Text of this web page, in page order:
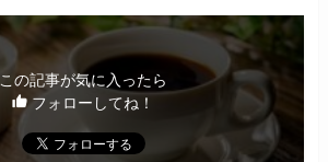
この記事が気に入ったら
フォローしてね！